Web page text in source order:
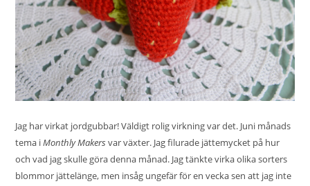
Jag har virkat jordgubbar! Väldigt rolig virkning var det. Juni månads
tema iMonthly Makers varväxter. Jag filurade jättemycket på hur
och vad jag skulle göra denna månad. Jag tänkte virka olika sorters
blommor jättelänge, men insåg ungefär för en vecka sen att jag inte